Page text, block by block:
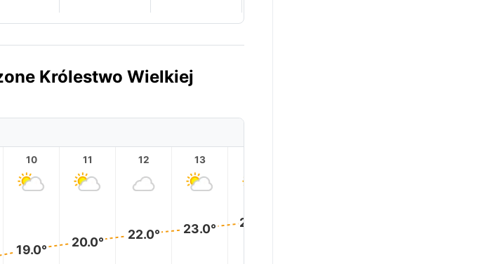
Królestwo Wielkiej
10
19.0°
11
20.0°
12
22.0°
13
23.0° 24.0°